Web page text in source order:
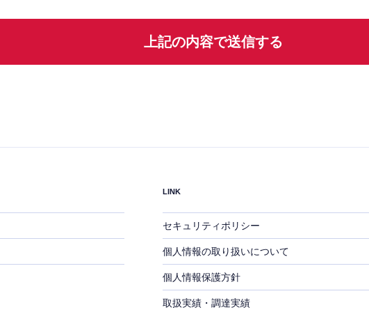
ご本人の同意がある場合または法令に基づく場合を除き、今回
去、第三者への提供の停止および第三者提供記録の開示（「開示
開示等に応じる窓口は、当該の「お問合せフォーム」、および
とになります。
＜個人情報苦情及び相談窓口＞
ミライエディット株式会社 個人情報保護管理者
TEL：03-6278-9551
FAX：03-6278-9665
LINK
セキュリティポリシー
個人情報の取り扱いについて
個人情報保護方針
取扱実績・調達実績